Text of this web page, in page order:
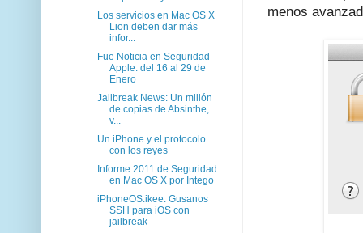
menos
Los servicios en Mac OS X
Lion deben dar más
infor...
Fue Noticia en Seguridad
Apple: del 16 al 29 de
Enero
Jailbreak News: Un millón
de copias de Absinthe,
v...
Un iPhone y el protocolo
con los reyes
Informe 2011 de Seguridad
en Mac OS X por Intego
iPhoneOS.ikee: Gusanos
SSH para iOS con
jailbreak